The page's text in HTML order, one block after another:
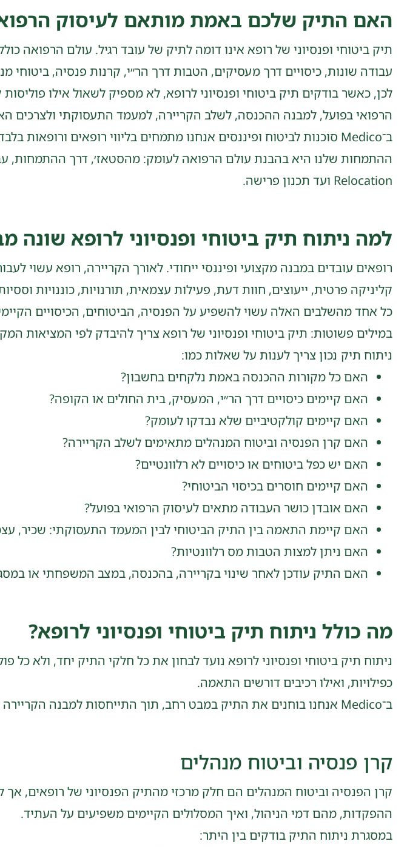
האם התיק שלכם באמת מותאם לעיסוק
תיק ביטוחי ופנסיוני של רופא אינו דומה לתיק של עובד רגיל. עולם הרפואה
עבודה שונות, כיסויים דרך מעסיקים, הטבות דרך הר״י, קרנות פנסיה, ביטוחי
לכן, כאשר בודקים תיק ביטוחי ופנסיוני לרופא, לא מספיק לשאול אילו
הרפואי בפועל, למבנה ההכנסה, לשלב הקריירה, למעמד התעסוקתי ולצרכים
Relocation ועד תכנון פרישה.
למה ניתוח תיק ביטוחי ופנסיוני לרופא שונה
רופאים עובדים במבנה מקצועי ופיננסי ייחודי. לאורך הקריירה, רופא עשוי
קליניקה פרטית, ייעוצים, חוות דעת, פעילות עצמאית, תורנויות, כוננויות
כל אחד מהשלבים האלה עשוי להשפיע על הפנסיה, הביטוחים, הכיסויים
במילים פשוטות: תיק ביטוחי ופנסיוני של רופא צריך להיבדק לפי המציאות
ניתוח תיק נכון צריך לענות על שאלות כמו:
האם כל מקורות ההכנסה באמת נלקחים בחשבון?
האם קיימים כיסויים דרך הר״י, המעסיק, בית החולים או הקופה?
האם קיימים קולקטיביים שלא נבדקו לעומק?
האם קרן הפנסיה וביטוח המנהלים מתאימים לשלב הקריירה?
האם יש כפל ביטוחים או כיסויים לא רלוונטיים?
האם קיימים חוסרים בכיסוי הביטוחי?
האם אובדן כושר העבודה מתאים לעיסוק הרפואי בפועל?
האם קיימת התאמה בין התיק הביטוחי לבין המעמד התעסוקתי: שכיר,
האם ניתן למצות הטבות מס רלוונטיות?
האם התיק עודכן לאחר שינוי בקריירה, בהכנסה, במצב המשפחתי או
מה כולל ניתוח תיק ביטוחי ופנסיוני לרופא?
ניתוח תיק ביטוחי ופנסיוני לרופא נועד לבחון את כל חלקי התיק יחד, ולא
כפילויות, ואילו רכיבים דורשים התאמה.
ב־Medico אנחנו בוחנים את התיק במבט רחב, תוך התייחסות למבנה הקריירה הרפואית, מקורות ההכנסה, העיסוק בפועל והכיסויים הקיימים.
קרן פנסיה וביטוח מנהלים
קרן הפנסיה וביטוח המנהלים הם חלק מרכזי מהתיק הפנסיוני של רופאים, אך
ההפקדות, מהם דמי הניהול, ואיך המסלולים הקיימים משפיעים על העתיד.
במסגרת ניתוח התיק בודקים בין היתר: